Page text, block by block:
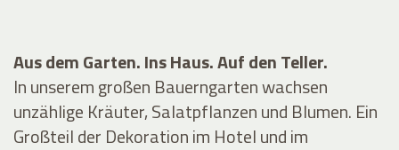
Aus dem Garten. Ins Haus. Auf den Teller.
In unserem großen Bauerngarten wachsen
unzählige Kräuter, Salatpflanzen und Blumen. Ein
Großteil der Dekoration im Hotel und im